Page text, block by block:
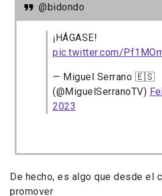
@bidondo
¡HÁGASE!
pic.twitter.com/
— Miguel Serrano 🇪🇸
(@MiguelSerranoTV)
2023
De hecho, es algo que desde el
promover